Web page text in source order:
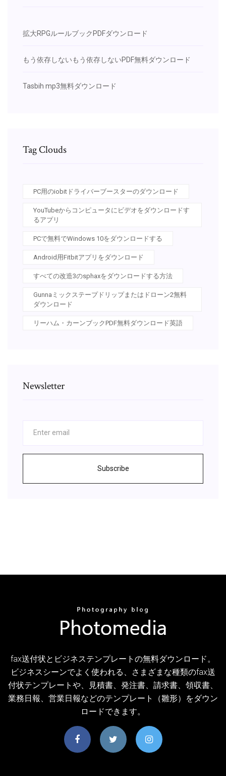
拡大RPGルールブックPDFダウンロード
もう依存しないもう依存しないPDF無料ダウンロード
Tasbih mp3無料ダウンロード
Tag Clouds
PC用のiobitドライバーブースターのダウンロード
YouTubeからコンピュータにビデオをダウンロードす
るアプリ
PCで無料でWindows 10をダウンロードする
Android用Fitbitアプリをダウンロード
すべての改造3のsphaxをダウンロードする方法
Gunnaミックステープドリップまたはドローン2無料
ダウンロード
リーハム・カーンブックPDF無料ダウンロード英語
Newsletter
Subscribe
fax送付状とビジネステンプレートの無料ダウンロード。
ビジネスシーンでよく使われる、さまざまな種類のfax送
付状テンプレートや、見積書、発注書、請求書、領収書、
業務日報、営業日報などのテンプレート（雛形）をダウン
ロードできます。